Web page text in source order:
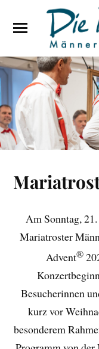
Am Sonntag,
Mariatroster
Advent®
Besucherinnen
kurz vor
besonderem